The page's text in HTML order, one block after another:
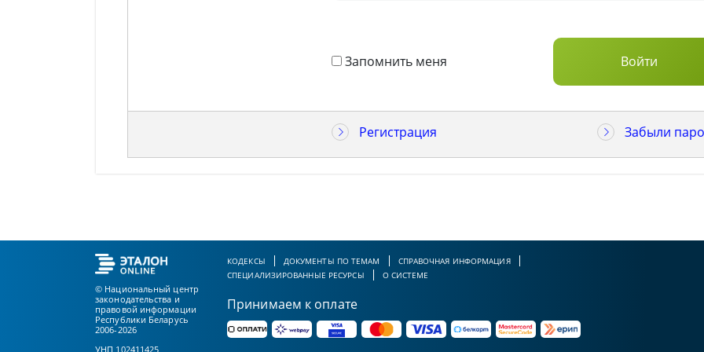
Запомнить меня
Регистрация Забыли
© Национальный центр
законодательства и
правовой информации
Республики Беларусь
2006-2026
УНП 102411425
КОДЕКСЫ ДОКУМЕНТЫ ПО ТЕМАМ
СПРАВОЧНАЯ ИНФОРМАЦИЯ
СПЕЦИАЛИЗИРОВАННЫЕ РЕСУРСЫ
О СИСТЕМЕ
Принимаем к оплате